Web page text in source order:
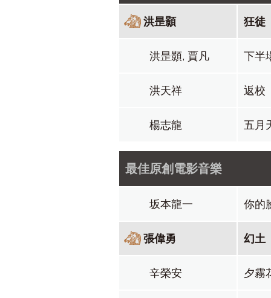
洪昰顥 狂徒
洪昰顥, 賈凡 下半
洪天祥 返校
楊志龍 五月
最佳原創電影音樂
坂本龍一 你的
張偉勇 幻土
辛榮安 夕霧